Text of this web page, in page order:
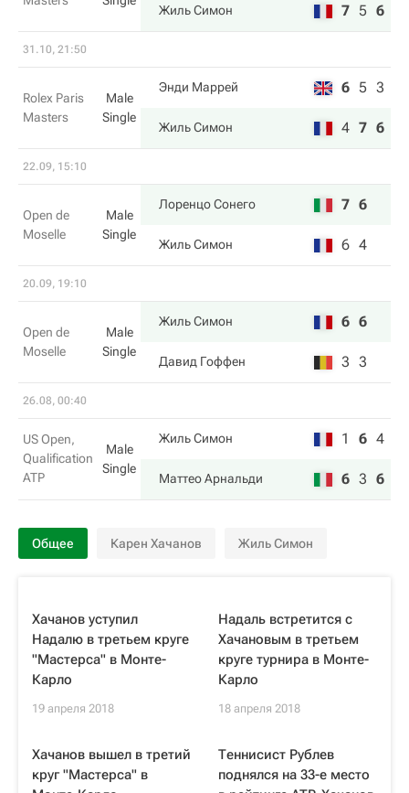
Жиль Симон 7 5 6
31.10, 21:50
Rolex Paris
Masters
Male
Single
Энди Маррей 6 5 3
Жиль Симон 4 7 6
22.09, 15:10
Open de
Moselle
Male
Single
Лоренцо Сонего 7 6
Жиль Симон 6 4
20.09, 19:10
Open de
Moselle
Male
Single
Жиль Симон 6 6
Давид Гоффен 3 3
26.08, 00:40
US Open,
Qualification
ATP
Male
Single
Жиль Симон 1 6 4
Маттео Арнальди 6 3 6
Общее Карен Хачанов Жиль Симон
Хачанов уступил
Надалю в третьем круге
"Мастерса" в Монте-
Карло
19 апреля 2018
Надаль встретится с
Хачановым в третьем
круге турнира в Монте-
Карло
18 апреля 2018
Хачанов вышел в третий
круг "Мастерса" в
Теннисист Рублев
поднялся на 33-е место